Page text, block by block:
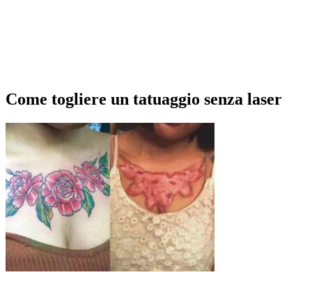
Come togliere un tatuaggio senza laser